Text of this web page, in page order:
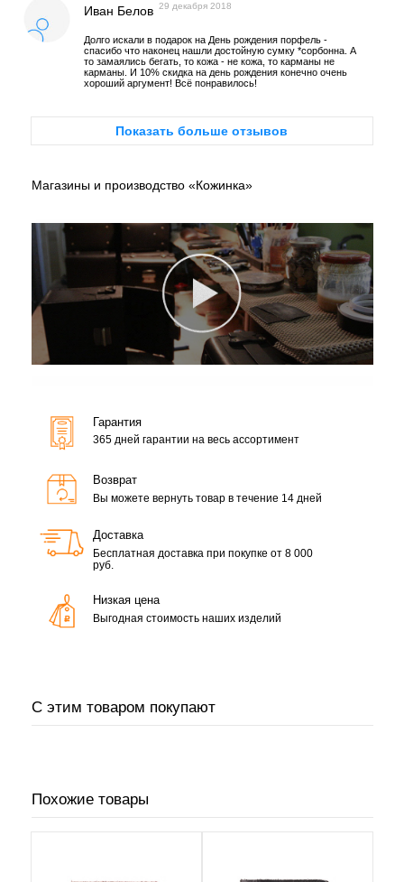
Иван Белов 29 декабря 2018
Долго искали в подарок на День рождения порфель -
спасибо что наконец нашли достойную сумку *сорбонна. А
то замаялись бегать, то кожа - не кожа, то карманы не
карманы. И 10% скидка на день рождения конечно очень
хороший аргумент! Всё понравилось!
Показать больше отзывов
Магазины и производство «Кожинка»
Гарантия
365 дней гарантии на весь ассортимент
Возврат
Вы можете вернуть товар в течение 14 дней
Доставка
Бесплатная доставка при покупке от 8 000
руб.
Низкая цена
Выгодная стоимость наших изделий
С этим товаром покупают
Похожие товары